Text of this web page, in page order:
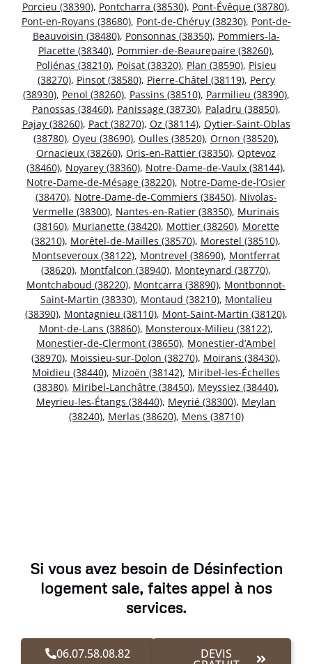
Porcieu (38390), Pontcharra (38530), Pont-Évêque (38780),
Pont-en-Royans (38680), Pont-de-Chéruy (38230), Pont-de-
Beauvoisin (38480), Ponsonnas (38350), Pommiers-la-
Placette (38340), Pommier-de-Beaurepaire (38260),
Poliénas (38210), Poisat (38320), Plan (38590), Pisieu
(38270), Pinsot (38580), Pierre-Châtel (38119), Percy
(38930), Penol (38260), Passins (38510), Parmilieu (38390),
Panossas (38460), Panissage (38730), Paladru (38850),
Pajay (38260), Pact (38270), Oz (38114), Oytier-Saint-Oblas
(38780), Oyeu (38690), Oulles (38520), Ornon (38520),
Ornacieux (38260), Oris-en-Rattier (38350), Optevoz
(38460), Noyarey (38360), Notre-Dame-de-Vaulx (38144),
Notre-Dame-de-Mésage (38220), Notre-Dame-de-l’Osier
(38470), Notre-Dame-de-Commiers (38450), Nivolas-
Vermelle (38300), Nantes-en-Ratier (38350), Murinais
(38160), Murianette (38420), Mottier (38260), Morette
(38210), Morêtel-de-Mailles (38570), Morestel (38510),
Montseveroux (38122), Montrevel (38690), Montferrat
(38620), Montfalcon (38940), Monteynard (38770),
Montchaboud (38220), Montcarra (38890), Montbonnot-
Saint-Martin (38330), Montaud (38210), Montalieu
(38390), Montagnieu (38110), Mont-Saint-Martin (38120),
Mont-de-Lans (38860), Monsteroux-Milieu (38122),
Monestier-de-Clermont (38650), Monestier-d’Ambel
(38970), Moissieu-sur-Dolon (38270), Moirans (38430),
Moidieu (38440), Mizoën (38142), Miribel-les-Échelles
(38380), Miribel-Lanchâtre (38450), Meyssiez (38440),
Meyrieu-les-Étangs (38440), Meyrié (38300), Meylan
(38240), Merlas (38620), Mens (38710)
Si vous avez besoin de Désinfection
logement sale, faites appel à nos
services.
06.07.58.08.82 DEVIS